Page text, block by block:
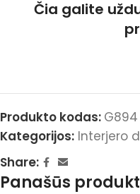
Čia galite
Produkto kodas: G894
Kategorijos: Interjero
Share:
Panašūs